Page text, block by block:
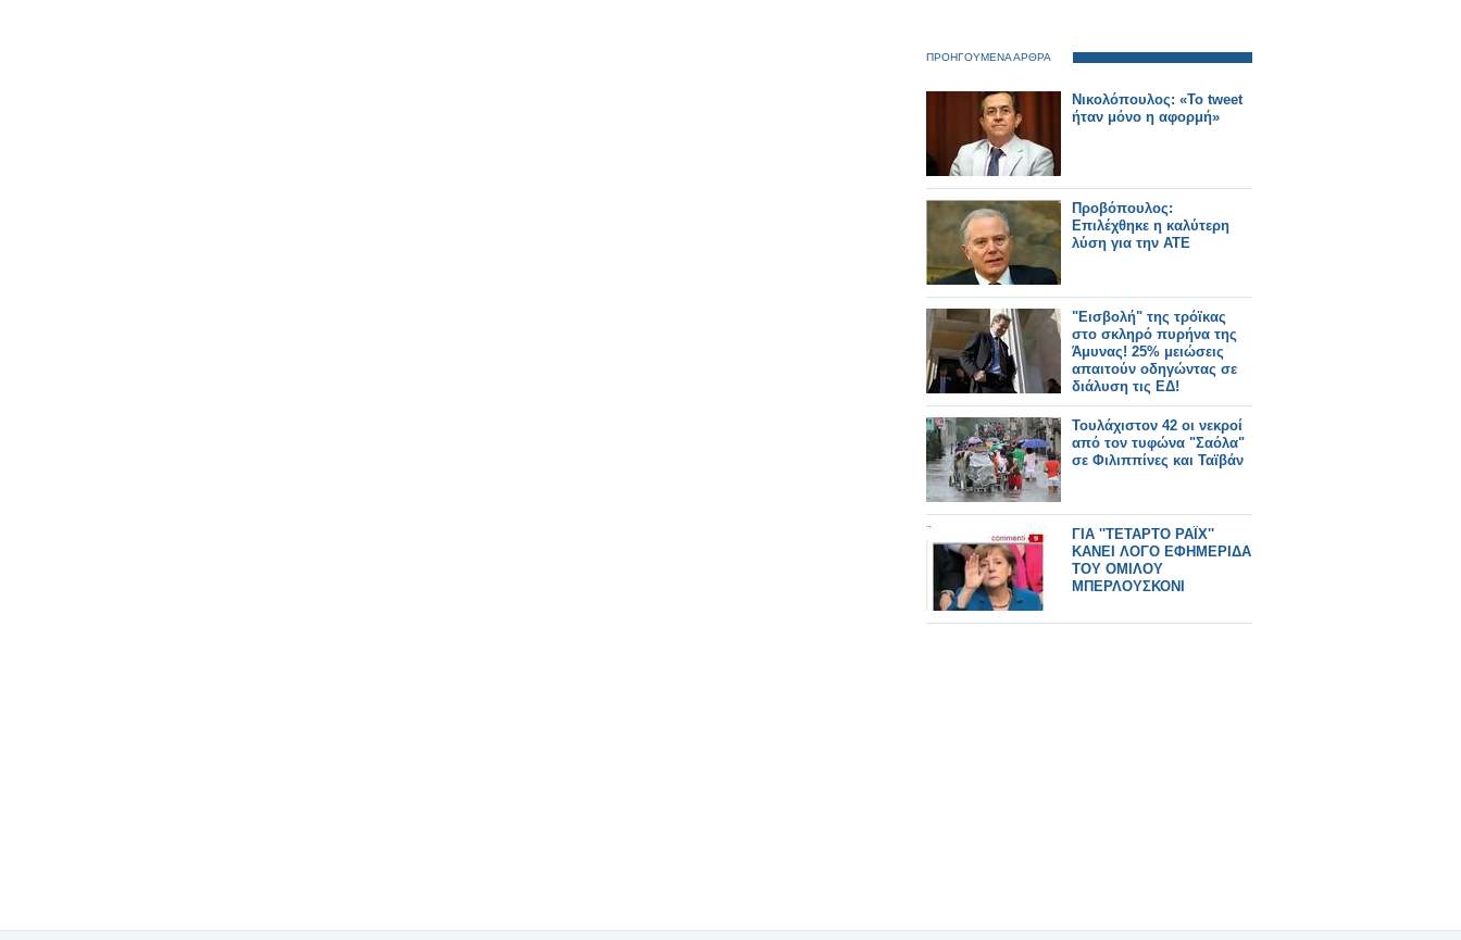
ΠΡΟΗΓΟΥΜΕΝΑ ΑΡΘΡΑ
Νικολόπουλος: «Το tweet
ήταν μόνο η αφορμή»
Προβόπουλος:
Επιλέχθηκε η καλύτερη
λύση για την ΑΤΕ
"Εισβολή" της τρόϊκας
στο σκληρό πυρήνα της
Άμυνας! 25% μειώσεις
απαιτούν οδηγώντας σε
διάλυση τις ΕΔ!
Τουλάχιστον 42 οι νεκροί
από τον τυφώνα "Σαόλα"
σε Φιλιππίνες και Ταϊβάν
ΓΙΑ ''ΤΕΤΑΡΤΟ ΡΑΪΧ''
ΚΑΝΕΙ ΛΟΓΟ ΕΦΗΜΕΡΙΔΑ
ΤΟΥ ΟΜΙΛΟΥ
ΜΠΕΡΛΟΥΣΚΟΝΙ